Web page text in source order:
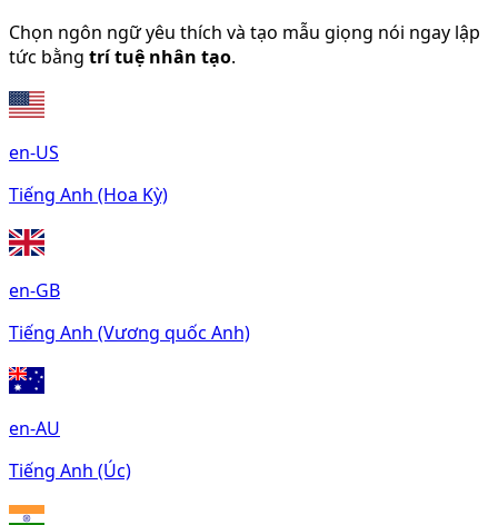
Chọn ngôn ngữ yêu thích và tạo mẫu giọng nói ngay lập
tức bằng trí tuệ nhân tạo.
en-US
Tiếng Anh (Hoa Kỳ)
en-GB
Tiếng Anh (Vương quốc Anh)
en-AU
Tiếng Anh (Úc)